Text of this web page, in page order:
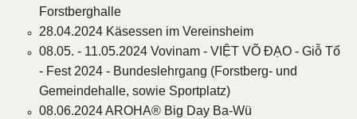
Forstberghalle
28.04.2024 Käsessen im Vereinsheim
08.05. - 11.05.2024 Vovinam - VIỆT VÕ ĐẠO - Giỗ Tổ
- Fest 2024 - Bundeslehrgang (Forstberg- und
Gemeindehalle, sowie Sportplatz)
08.06.2024 AROHA® Big Day Ba-Wü